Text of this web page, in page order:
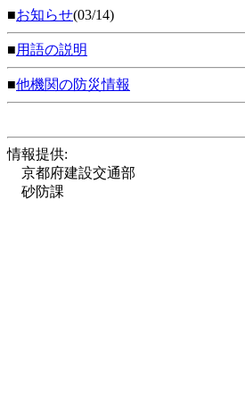
■お知らせ(03/14)
■用語の説明
■他機関の防災情報
情報提供:
京都府建設交通部
砂防課